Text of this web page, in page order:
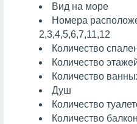
Вид на море
Номера
2,3,4,5,6,7,11,12
Количество
Количество
Количество
Душ
Количество
Количество